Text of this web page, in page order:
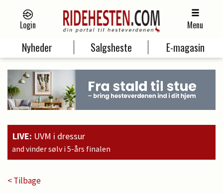
Login Menu
Nyheder Salgsheste E-magasin
LIVE: UVM i dressur
< Tilbage